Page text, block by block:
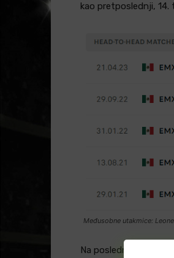
kao pretposlednji, 14.
Međusobne utakmice:
Na poslednjih 5